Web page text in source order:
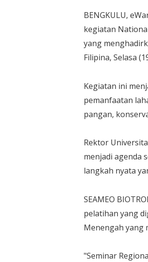
BENGKULU,
kegiatan
yang
Filipina, Selasa
Kegiatan ini
pemanfaatan
pangan,
Rektor
menjadi agenda
langkah nyata
SEAMEO
pelatihan yang
Menengah yang
"Seminar